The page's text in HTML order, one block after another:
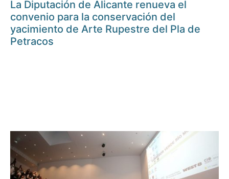
La Diputación de Alicante renueva el
convenio para la conservación del
yacimiento de Arte Rupestre del Pla de
Petracos